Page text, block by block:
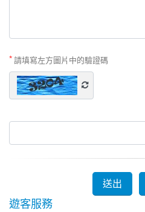
* 請填寫左方圖片中的驗證碼
遊客服務